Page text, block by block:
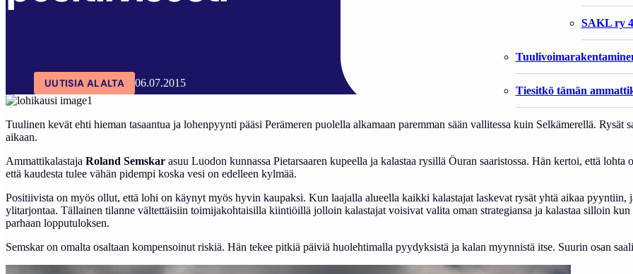
Vahinkoeläimet
Tiesitkö tämän
SAKL ry
UUTISIA ALALTA 06.07.2015
Tuulinen kevät ehti hieman tasaantua ja lohenpyynti pääsi Perämeren puolella alkamaan paremman sään vallitessa kuin Selkämerellä.
aikaan.
Ammattikalastaja Roland Semskar asuu Luodon kunnassa Pietarsaaren kupeella ja kalastaa rysillä Öuran saaristossa. Hän kertoi, että
että kaudesta tulee vähän pidempi koska vesi on edelleen kylmää.
Positiivista on myös ollut, että lohi on käynyt myös hyvin kaupaksi. Kun laajalla alueella kaikki kalastajat laskevat rysät yhtä aikaa pyyntiin,
ylitarjontaa. Tällainen tilanne vältettäisiin toimijakohtaisilla kiintiöillä jolloin kalastajat voisivat valita oman strategiansa ja kalastaa silloin kun
parhaan lopputuloksen.
Semskar on omalta osaltaan kompensoinut riskiä. Hän tekee pitkiä päiviä huolehtimalla pyydyksistä ja kalan myynnistä itse. Suurin osan